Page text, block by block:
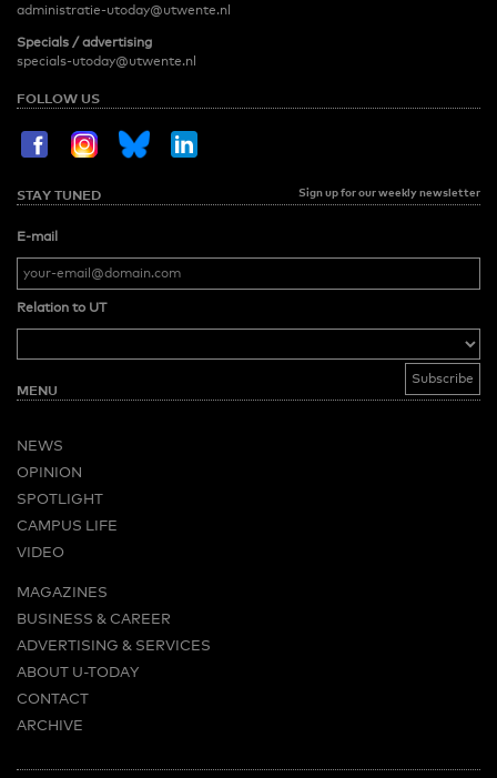
administratie-utoday@utwente.nl
Specials / advertising
specials-utoday@utwente.nl
FOLLOW US
STAY TUNED Sign up for our weekly newsletter
E-mail
Relation to UT
MENU
NEWS
OPINION
SPOTLIGHT
CAMPUS LIFE
VIDEO
MAGAZINES
BUSINESS & CAREER
ADVERTISING & SERVICES
ABOUT U-TODAY
CONTACT
ARCHIVE